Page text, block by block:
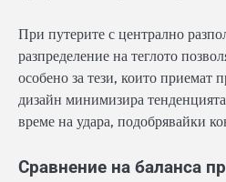
При путерите с централно
разпределение на теглото
особено за тези, които приемат
дизайн минимизира
време на удара, подобрявайки
Сравнение на баланса